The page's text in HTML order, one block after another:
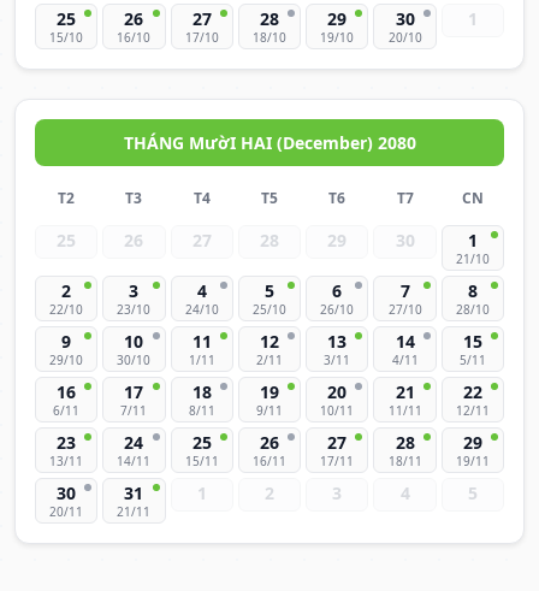
25
15/10
26
16/10
27
17/10
28
18/10
29
19/10
30
20/10
1
THÁNG MườI HAI (December) 2080
T2 T3 T4 T5 T6 T7 CN
25 26 27 28 29 30 1
21/10
2
22/10
3
23/10
4
24/10
5
25/10
6
26/10
7
27/10
8
28/10
9
29/10
10
30/10
11
1/11
12
2/11
13
3/11
14
4/11
15
5/11
16
6/11
17
7/11
18
8/11
19
9/11
20
10/11
21
11/11
22
12/11
23
13/11
24
14/11
25
15/11
26
16/11
27
17/11
28
18/11
29
19/11
30
20/11
31
21/11
1 2 3 4 5